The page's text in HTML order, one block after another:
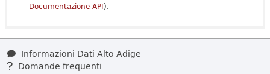
Documentazione API).
Informazioni Dati Alto Adige
Domande frequenti